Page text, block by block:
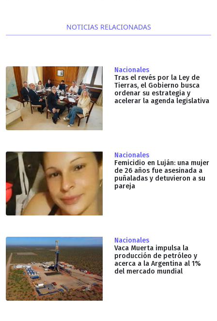
NOTICIAS RELACIONADAS
Nacionales
Tras el revés por la Ley de
Tierras, el Gobierno busca
ordenar su estrategia y
acelerar la agenda legislativa
Nacionales
Femicidio en Luján: una mujer
de 26 años fue asesinada a
puñaladas y detuvieron a su
pareja
Nacionales
Vaca Muerta impulsa la
producción de petróleo y
acerca a la Argentina al 1%
del mercado mundial